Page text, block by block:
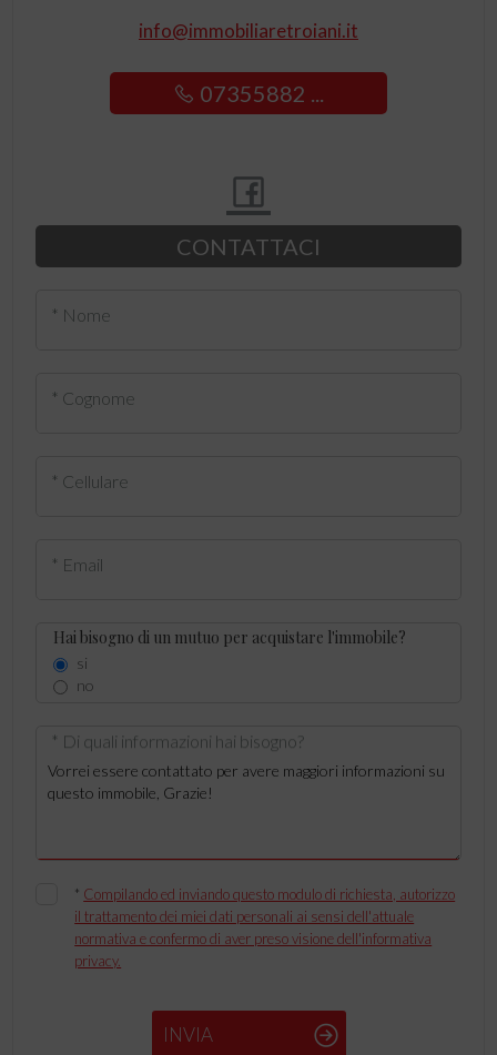
info@immobiliaretroiani.it
07355882 ...
CONTATTACI
* Nome
* Cognome
* Cellulare
* Email
Hai bisogno di un mutuo per acquistare l'immobile?
si
no
* Di quali informazioni hai bisogno?
* Compilando ed inviando questo modulo di richiesta, autorizzo
il trattamento dei miei dati personali ai sensi dell'attuale
normativa e confermo di aver preso visione dell'informativa
privacy.
INVIA